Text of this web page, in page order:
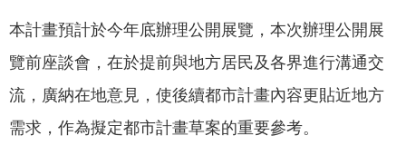
私
政
策
資
本計畫預計於今年底辦理公開展覽，本次辦理公開展
覽前座談會，在於提前與地方居民及各界進行溝通交
流，廣納在地意見，使後續都市計畫內容更貼近地方
需求，作為擬定都市計畫草案的重要參考。